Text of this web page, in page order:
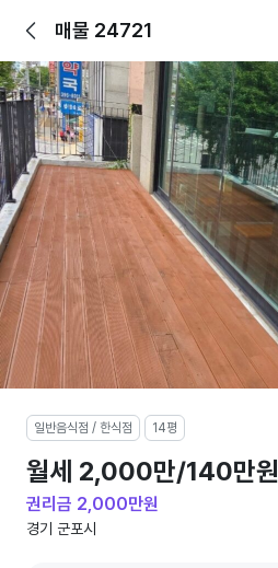
뒤로가기매물 24721
일반음식점 / 한식점 14평
월세 2,000만/140만원
권리금 2,000만원
경기 군포시